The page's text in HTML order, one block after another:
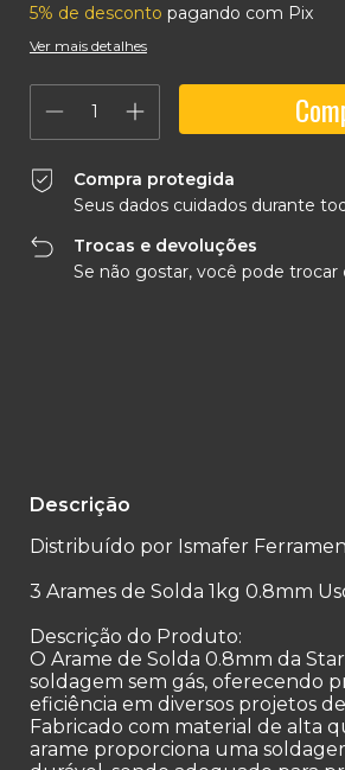
5% de desconto pagando com Pix
Ver mais detalhes
Compra protegida
Seus dados cuidados durante
Trocas e devoluções
Se não gostar, você pode trocar
Descrição
Distribuído por Ismafer
3 Arames de Solda 1kg 0.8mm
Descrição do Produto:
O Arame de Solda 0.8mm da
soldagem sem gás, oferecendo
eficiência em diversos projetos
Fabricado com material de alta
arame proporciona uma